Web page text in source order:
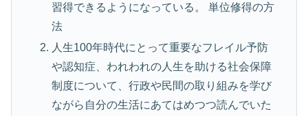
習得できるようになっている。 単位修得の方
法
人生100年時代にとって重要なフレイル予防
や認知症、われわれの人生を助ける社会保障
制度について、行政や民間の取り組みを学び
ながら自分の生活にあてはめつつ読んでいた